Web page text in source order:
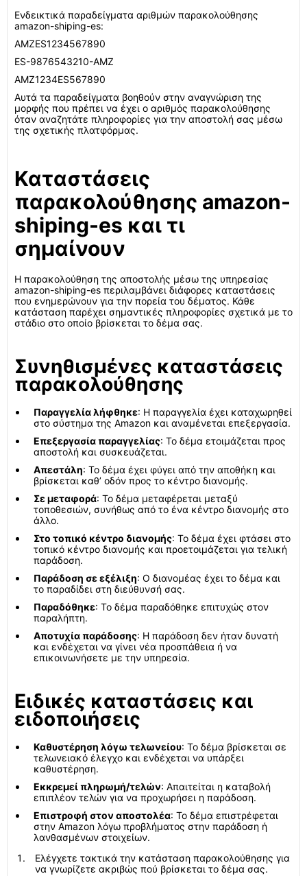
Ενδεικτικά παραδείγματα αριθμών παρακολούθησης
amazon-shiping-es:
AMZES1234567890
ES-9876543210-AMZ
AMZ1234ES567890
Αυτά τα παραδείγματα βοηθούν στην αναγνώριση της
μορφής που πρέπει να έχει ο αριθμός παρακολούθησης
όταν αναζητάτε πληροφορίες για την αποστολή σας μέσω
της σχετικής πλατφόρμας.
Καταστάσεις
παρακολούθησης amazon-
shiping-es και τι
σημαίνουν
Η παρακολούθηση της αποστολής μέσω της υπηρεσίας
amazon-shiping-es περιλαμβάνει διάφορες καταστάσεις
που ενημερώνουν για την πορεία του δέματος. Κάθε
κατάσταση παρέχει σημαντικές πληροφορίες σχετικά με το
στάδιο στο οποίο βρίσκεται το δέμα σας.
Συνηθισμένες καταστάσεις
παρακολούθησης
Παραγγελία λήφθηκε: Η παραγγελία έχει καταχωρηθεί
στο σύστημα της Amazon και αναμένεται επεξεργασία.
Επεξεργασία παραγγελίας: Το δέμα ετοιμάζεται προς
αποστολή και συσκευάζεται.
Απεστάλη: Το δέμα έχει φύγει από την αποθήκη και
βρίσκεται καθ’ οδόν προς το κέντρο διανομής.
Σε μεταφορά: Το δέμα μεταφέρεται μεταξύ
τοποθεσιών, συνήθως από το ένα κέντρο διανομής στο
άλλο.
Στο τοπικό κέντρο διανομής: Το δέμα έχει φτάσει στο
τοπικό κέντρο διανομής και προετοιμάζεται για τελική
παράδοση.
Παράδοση σε εξέλιξη: Ο διανομέας έχει το δέμα και
το παραδίδει στη διεύθυνσή σας.
Παραδόθηκε: Το δέμα παραδόθηκε επιτυχώς στον
παραλήπτη.
Αποτυχία παράδοσης: Η παράδοση δεν ήταν δυνατή
και ενδέχεται να γίνει νέα προσπάθεια ή να
επικοινωνήσετε με την υπηρεσία.
Ειδικές καταστάσεις και
ειδοποιήσεις
Καθυστέρηση λόγω τελωνείου: Το δέμα βρίσκεται σε
τελωνειακό έλεγχο και ενδέχεται να υπάρξει
καθυστέρηση.
Εκκρεμεί πληρωμή/τελών: Απαιτείται η καταβολή
επιπλέον τελών για να προχωρήσει η παράδοση.
Επιστροφή στον αποστολέα: Το δέμα επιστρέφεται
στην Amazon λόγω προβλήματος στην παράδοση ή
λανθασμένων στοιχείων.
Ελέγχετε τακτικά την κατάσταση παρακολούθησης για
να γνωρίζετε ακριβώς πού βρίσκεται το δέμα σας.